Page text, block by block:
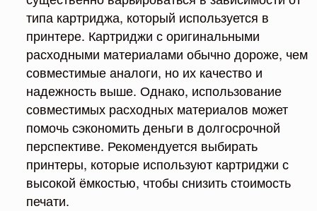
типа картриджа, который используется в
принтере. Картриджи с оригинальными
расходными материалами обычно дороже, чем
совместимые аналоги, но их качество и
надежность выше. Однако, использование
совместимых расходных материалов может
помочь сэкономить деньги в долгосрочной
перспективе. Рекомендуется выбирать
принтеры, которые используют картриджи с
высокой ёмкостью, чтобы снизить стоимость
печати.